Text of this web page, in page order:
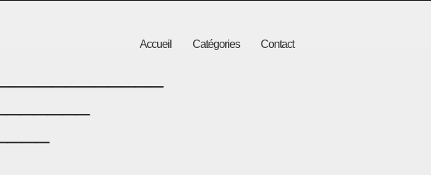
Accueil Catégories Contact